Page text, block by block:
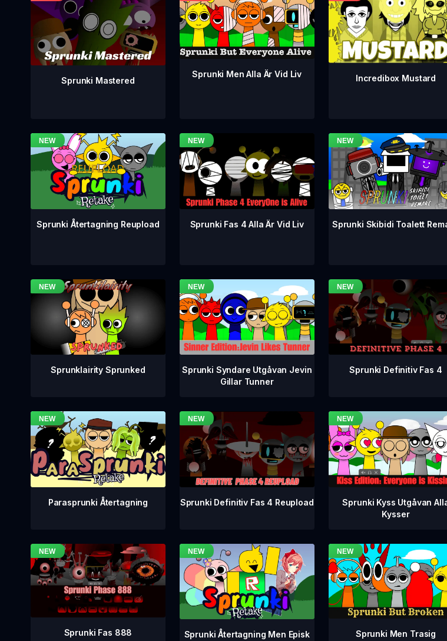
Sprunki Mastered
Sprunki Men Alla Är Vid Liv Incredibox Mustard
Sprunki Återtagning Reupload Sprunki Fas 4 Alla Är Vid Liv Sprunki Skibidi Toalett
Sprunklairity Sprunked
Sprunki Syndare Utgåvan Jevin
Gillar Tunner
Sprunki Definitiv Fas 4
Parasprunki Återtagning Sprunki Definitiv Fas 4 Reupload
Sprunki Kyss Utgåvan
Kysser
Sprunki Fas 888 Sprunki Återtagning Men Episk Sprunki Men Trasig